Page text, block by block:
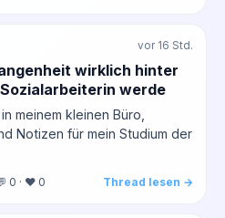
vor 16 Std.
wirklich hinter
werde
meinem kleinen Büro,
Notizen für mein Studium der
0 · ❤️ 0 Thread lesen →